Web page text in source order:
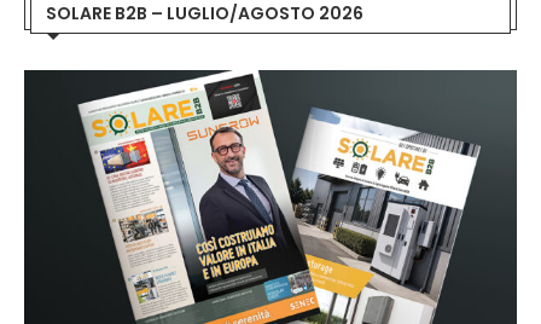
SOLARE B2B – LUGLIO/AGOSTO 2026